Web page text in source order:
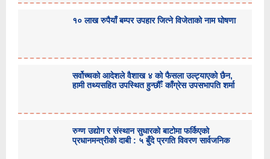
१० लाख रुपैयाँ बम्पर उपहार जित्ने विजेताको नाम घोषणा
सर्वोच्चको आदेशले वैशाख ४ को फैसला उल्ट्याएको छैन,
हामी तथ्यसहित उपस्थित हुन्छौँः काँग्रेस उपसभापति शर्मा
रुग्ण उद्योग र संस्थान सुधारको बाटोमा फर्किएको
प्रधानमन्त्रीको दाबी : ५ बुँदे प्रगति विवरण सार्वजनिक